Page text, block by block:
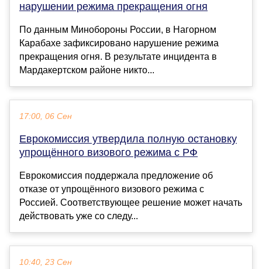
нарушении режима прекращения огня
По данным Минобороны России, в Нагорном
Карабахе зафиксировано нарушение режима
прекращения огня. В результате инцидента в
Мардакертском районе никто...
17:00, 06 Сен
Еврокомиссия утвердила полную остановку
упрощённого визового режима с РФ
Еврокомиссия поддержала предложение об
отказе от упрощённого визового режима с
Россией. Соответствующее решение может начать
действовать уже со следу...
10:40, 23 Сен